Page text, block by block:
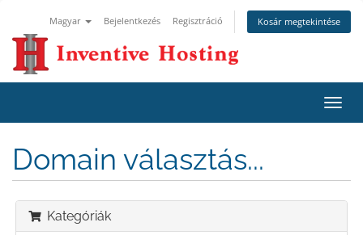
Magyar Bejelentkezés Regisztráció Kosár megtekintése
a
Domain választás...
Kategóriák